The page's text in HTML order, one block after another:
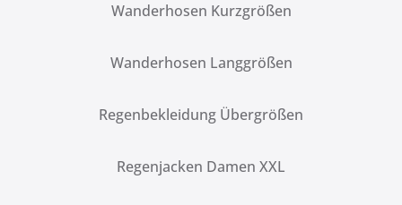
Wanderhosen Kurzgrößen
Wanderhosen Langgrößen
Regenbekleidung Übergrößen
Regenjacken Damen XXL